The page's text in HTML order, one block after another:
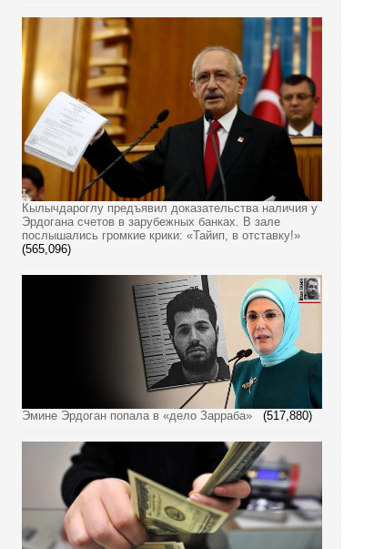
Кылычдароглу предъявил доказательства наличия у
Эрдогана счетов в зарубежных банках. В зале
послышались громкие крики: «Тайип, в отставку!»
(565,096)
Эмине Эрдоган попала в «дело Зарраба» (517,880)